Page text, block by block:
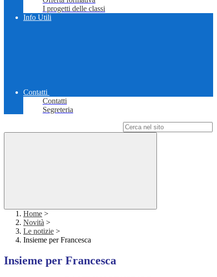
I progetti delle classi
Info Utili
Contatti
Contatti
Segreteria
Home >
Novità >
Le notizie >
Insieme per Francesca
Insieme per Francesca